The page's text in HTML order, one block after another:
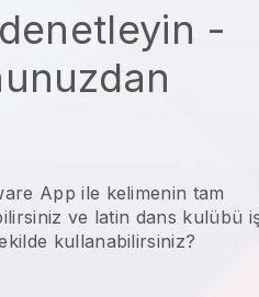
-
App ile kelimenin tam
ve latin dans kulübü
kullanabilirsiniz?